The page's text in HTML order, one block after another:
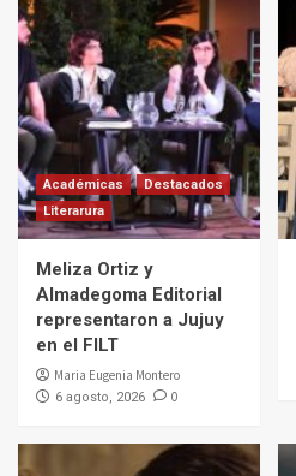
Académicas
Destacados
Literarura
Meliza Ortiz y
Almadegoma Editorial
representaron a Jujuy
en el FILT
Maria Eugenia Montero
6 agosto, 2026 0